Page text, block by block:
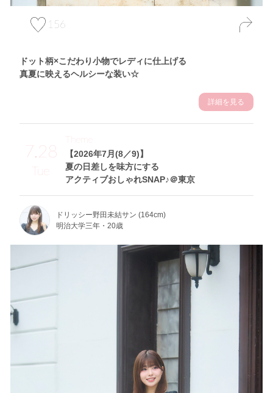
156
ドット柄×こだわり小物でレディに仕上げる
真夏に映えるヘルシーな装い☆
詳細を見る
7.28
Tue
【2026年7月(8／9)】
夏の日差しを味方にする
アクティブおしゃれSNAP♪＠東京
Theme
ドリッシー野田未結サン (164cm)
明治大学三年・20歳